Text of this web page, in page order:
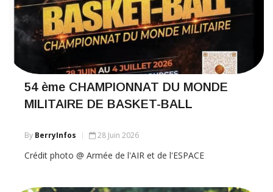
54 ème CHAMPIONNAT DU MONDE
MILITAIRE DE BASKET-BALL
By BerryInfos 28 Juin 2026
Crédit photo @ Armée de l'AIR et de l'ESPACE